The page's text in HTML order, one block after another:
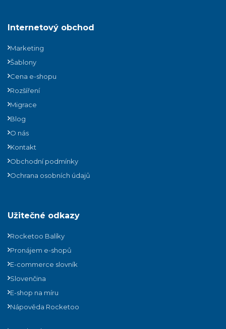
Internetový obchod
Marketing
Šablony
Cena e-shopu
Rozšíření
Migrace
Blog
O nás
Kontakt
Obchodní podmínky
Ochrana osobních údajů
Užitečné odkazy
Rocketoo Balíky
Pronájem e-shopů
E-commerce slovník
Slovenčina
E-shop na míru
Nápověda Rocketoo